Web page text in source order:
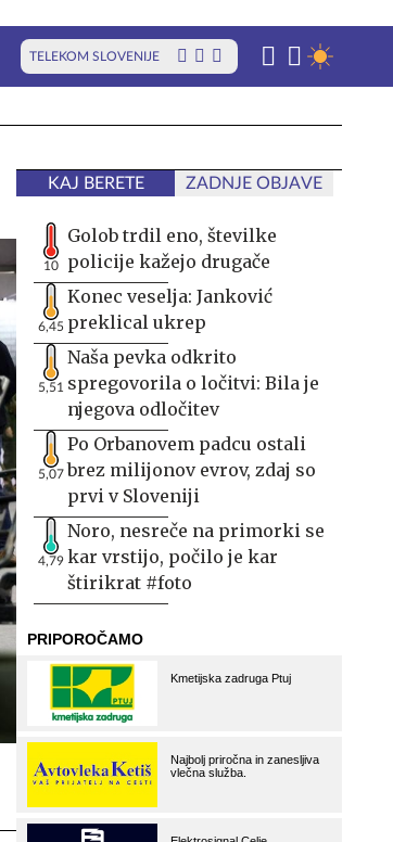
TELEKOM SLOVENIJE
KAJ BERETE ZADNJE OBJAVE
10
Golob trdil eno, številke
policije kažejo drugače
6,45
Konec veselja: Janković
preklical ukrep
5,51
Naša pevka odkrito
spregovorila o ločitvi: Bila je
njegova odločitev
5,07
Po Orbanovem padcu ostali
brez milijonov evrov, zdaj so
prvi v Sloveniji
4,79
Noro, nesreče na primorki se
kar vrstijo, počilo je kar
štirikrat #foto